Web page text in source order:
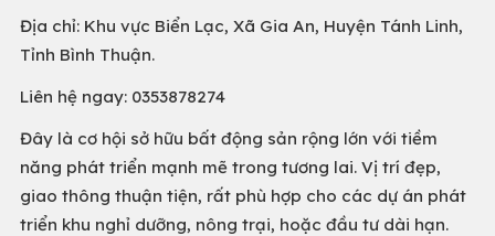
Địa chỉ: Khu vực Biển Lạc, Xã Gia An, Huyện Tánh Linh,
Tỉnh Bình Thuận.
Liên hệ ngay: 0353878274
Đây là cơ hội sở hữu bất động sản rộng lớn với tiềm
năng phát triển mạnh mẽ trong tương lai. Vị trí đẹp,
giao thông thuận tiện, rất phù hợp cho các dự án phát
triển khu nghỉ dưỡng, nông trại, hoặc đầu tư dài hạn.